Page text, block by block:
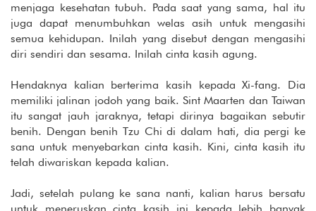
menjaga kesehatan tubuh. Pada saat yang sama, hal itu
juga dapat menumbuhkan welas asih untuk mengasihi
semua kehidupan. Inilah yang disebut dengan mengasihi
diri sendiri dan sesama. Inilah cinta kasih agung.
Hendaknya kalian berterima kasih kepada Xi-fang. Dia
memiliki jalinan jodoh yang baik. Sint Maarten dan Taiwan
itu sangat jauh jaraknya, tetapi dirinya bagaikan sebutir
benih. Dengan benih Tzu Chi di dalam hati, dia pergi ke
sana untuk menyebarkan cinta kasih. Kini, cinta kasih itu
telah diwariskan kepada kalian.
Jadi, setelah pulang ke sana nanti, kalian harus bersatu